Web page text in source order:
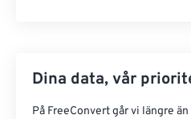
Dina data, vår
På FreeConvert går vi längre